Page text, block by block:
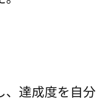
、達成度を自分